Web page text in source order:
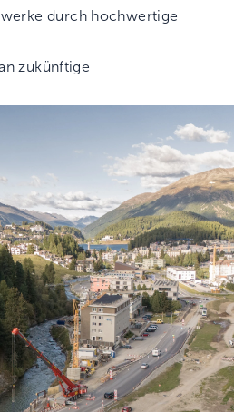
durch hochwertige
zukünftige